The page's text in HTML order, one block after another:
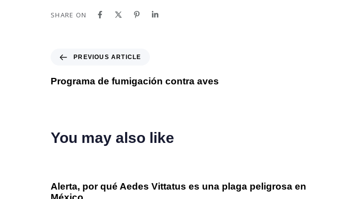
SHARE ON
PREVIOUS ARTICLE
Programa de fumigación contra aves
You may also like
Alerta, por qué Aedes Vittatus es una plaga peligrosa en